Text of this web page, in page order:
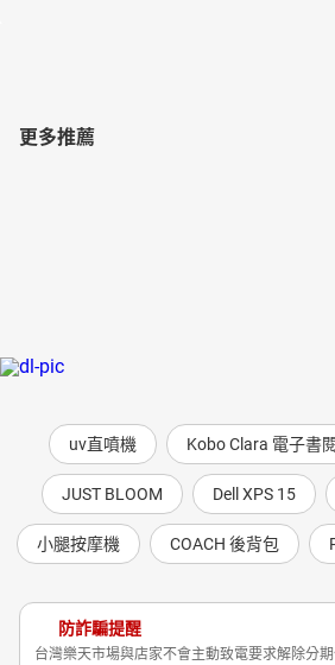
更多推薦
uv直噴機 Kobo Clara 電子書
JUST BLOOM Dell XPS 15
小腿按摩機 COACH 後背包
防詐騙提醒
台灣樂天市場與店家不會主動致電要求解除分